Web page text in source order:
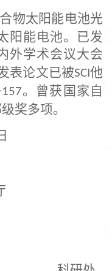
物太阳能电池光
阳能电池。已发
外学术会议大会
表论文已被SCI 他
157。曾获国家自
奖多项。